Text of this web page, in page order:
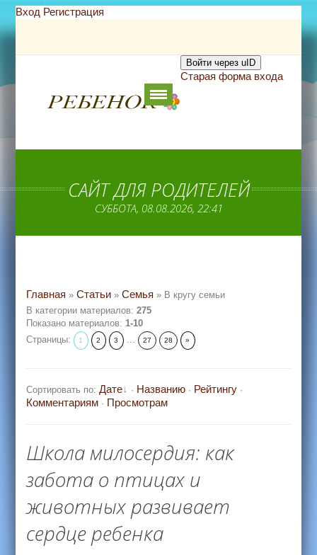
Вход Регистрация
Войти через uID
Старая форма входа
САЙТ ДЛЯ РОДИТЕЛЕЙ
СУББОТА, 08.08.2026, 22:41
Главная »Статьи »Семья » В кругу семьи
В категории материалов:275
Показано материалов:1-10
Страницы: 1 2 3 ... 27 28 »
Сортировать по:Дате · Названию · Рейтингу ·
Комментариям · Просмотрам
Школа милосердия: как
забота о птицах и
животных развивает
сердце ребенка